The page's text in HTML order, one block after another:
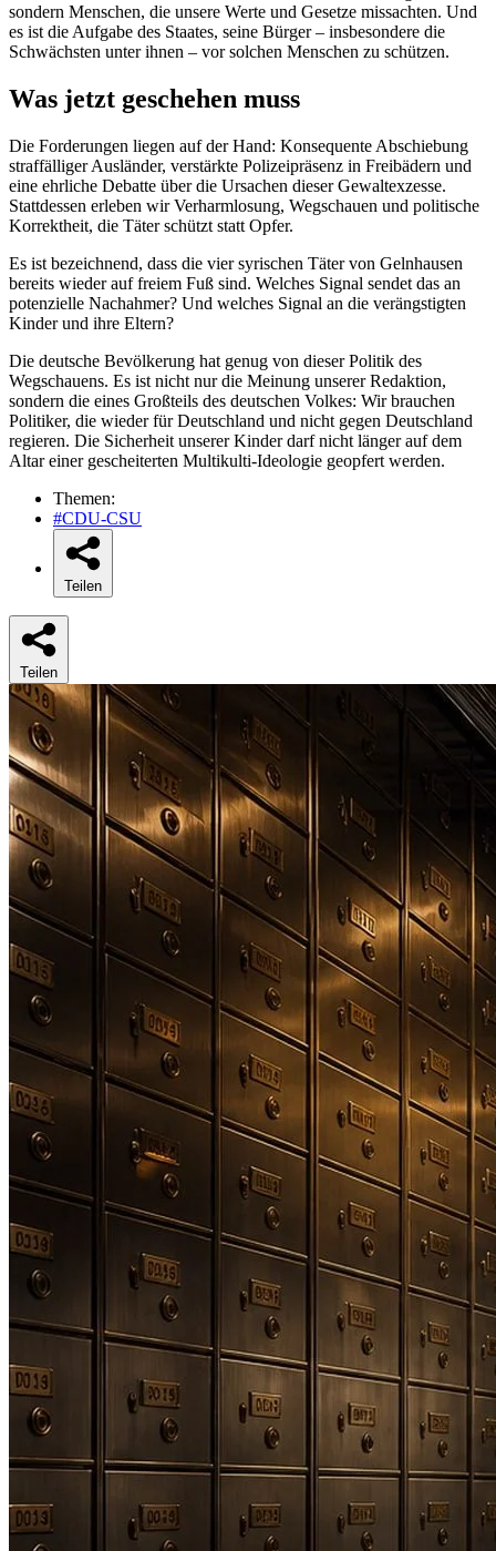
sondern Menschen, die unsere Werte und Gesetze missachten. Und
es ist die Aufgabe des Staates, seine Bürger – insbesondere die
Schwächsten unter ihnen – vor solchen Menschen zu schützen.
Was jetzt geschehen muss
Die Forderungen liegen auf der Hand: Konsequente Abschiebung
straffälliger Ausländer, verstärkte Polizeipräsenz in Freibädern und
eine ehrliche Debatte über die Ursachen dieser Gewaltexzesse.
Stattdessen erleben wir Verharmlosung, Wegschauen und politische
Korrektheit, die Täter schützt statt Opfer.
Es ist bezeichnend, dass die vier syrischen Täter von Gelnhausen
bereits wieder auf freiem Fuß sind. Welches Signal sendet das an
potenzielle Nachahmer? Und welches Signal an die verängstigten
Kinder und ihre Eltern?
Die deutsche Bevölkerung hat genug von dieser Politik des
Wegschauens. Es ist nicht nur die Meinung unserer Redaktion,
sondern die eines Großteils des deutschen Volkes: Wir brauchen
Politiker, die wieder für Deutschland und nicht gegen Deutschland
regieren. Die Sicherheit unserer Kinder darf nicht länger auf dem
Altar einer gescheiterten Multikulti-Ideologie geopfert werden.
Themen:
#CDU-CSU
Teilen
Teilen